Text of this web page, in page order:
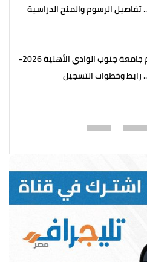
تقديم جامعة جنوب الوادي الأهلية 2026-